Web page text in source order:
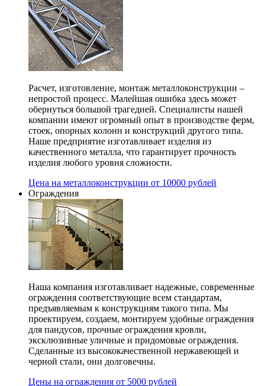
Расчет, изготовление, монтаж металлоконструкции –
непростой процесс. Малейшая ошибка здесь может
обернуться большой трагедией. Специалисты нашей
компании имеют огромный опыт в производстве ферм,
стоек, опорных колонн и конструкций другого типа.
Наше предприятие изготавливает изделия из
качественного металла, что гарантирует прочность
изделия любого уровня сложности.
Цена на металлоконструкции от 10000 рублей
Ограждения
Наша компания изготавливает надежные, современные
ограждения соответствующие всем стандартам,
предъявляемым к конструкциям такого типа. Мы
проектируем, создаем, монтируем удобные ограждения
для пандусов, прочные ограждения кровли,
эксклюзивные уличные и придомовые ограждения.
Сделанные из высококачественной нержавеющей и
черной стали, они долговечны.
Цены на ограждения от 5000 рублей